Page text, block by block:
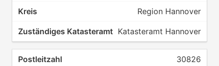
Region Hannover
Katasteramt Hannover
30826